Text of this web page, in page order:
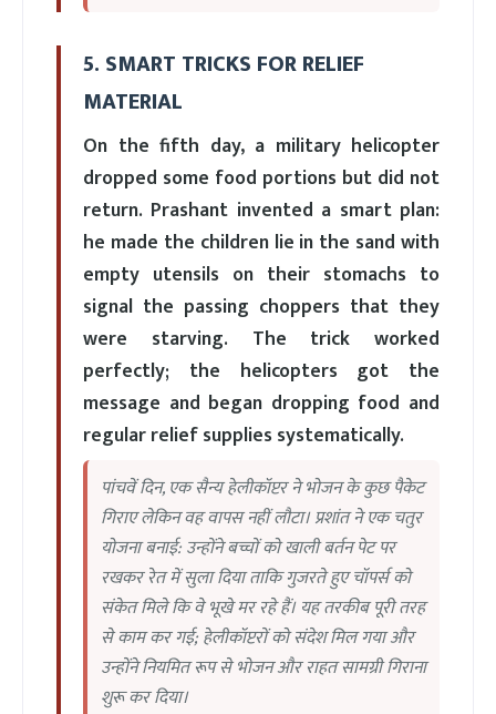
5. SMART TRICKS FOR RELIEF
MATERIAL
On the fifth day, a military helicopter
dropped some food portions but did not
return. Prashant invented a smart plan:
he made the children lie in the sand with
empty utensils on their stomachs to
signal the passing choppers that they
were starving. The trick worked
perfectly; the helicopters got the
message and began dropping food and
regular relief supplies systematically.
पांचवें दिन, एक सैन्य हेलीकॉप्टर ने भोजन के कुछ पैकेट
गिराए लेकिन वह वापस नहीं लौटा। प्रशांत ने एक चतुर
योजना बनाई: उन्होंने बच्चों को खाली बर्तन पेट पर
रखकर रेत में सुला दिया ताकि गुजरते हुए चॉपर्स को
संकेत मिले कि वे भूखे मर रहे हैं। यह तरकीब पूरी तरह
से काम कर गई; हेलीकॉप्टरों को संदेश मिल गया और
उन्होंने नियमित रूप से भोजन और राहत सामग्री गिराना
शुरू कर दिया।